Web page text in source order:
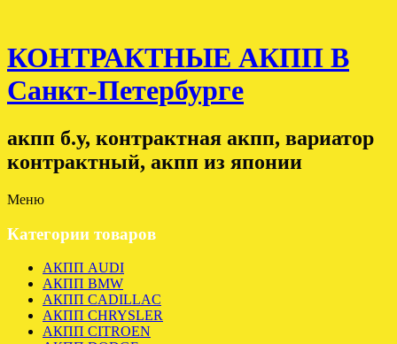
КОНТРАКТНЫЕ АКПП В
Санкт-Петербурге
акпп б.у, контрактная акпп, вариатор
контрактный, акпп из японии
Меню
Категории товаров
АКПП AUDI
АКПП BMW
АКПП CADILLAC
АКПП CHRYSLER
АКПП CITROEN